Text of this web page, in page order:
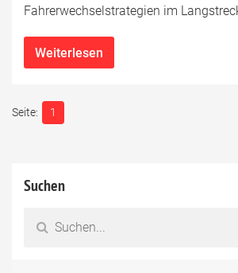
Fahrerwechselstrategien im
Weiterlesen
1
Suchen